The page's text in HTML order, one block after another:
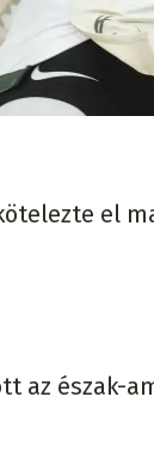
el
az észak-